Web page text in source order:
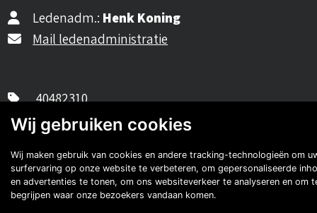
Ledenadm.: Henk Koning
Mail ledenadministratie
40482310
NL77 INGB 0677 3069 54
Volg ons:
Volg ons op Facebook
Volg ons op Instagram
Volg ons op YouTube
Auto's van onze leden
Wij gebruiken cookies
Wij maken gebruik van cookies en andere tracking-technologieën om
surfervaring op onze website te verbeteren, om gepersonaliseerde
en advertenties te tonen, om ons websiteverkeer te analyseren en om
begrijpen waar onze bezoekers vandaan komen.